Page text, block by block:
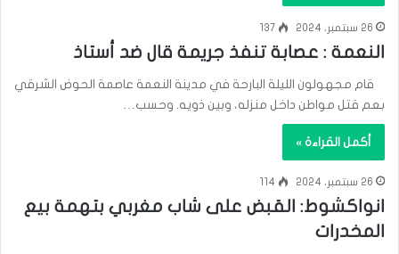
26 سبتمبر، 2024 137
النعمة : عصابة تنفذ جريمة قال ضد أستاذ
قام مجهولون الليلة البارحة في مدينة النعمة عاصمة الحوض الشرقي
بعم قتل مواطن داخل منزله، وبين ذويه. وحسب…
أكمل القراءة »
26 سبتمبر، 2024 114
انواكشوط: القبض على شاب مغربي بتهمة بيع
المخدرات